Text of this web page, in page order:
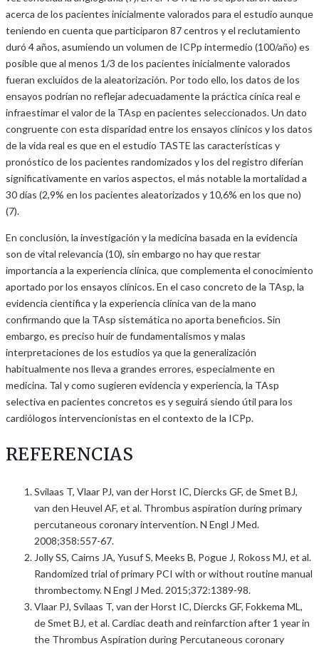
acerca de los pacientes inicialmente valorados para el estudio aunque
teniendo en cuenta que participaron 87 centros y el reclutamiento
duró 4 años, asumiendo un volumen de ICPp intermedio (100/año) es
posible que al menos 1/3 de los pacientes inicialmente valorados
fueran excluidos de la aleatorización. Por todo ello, los datos de los
ensayos podrían no reflejar adecuadamente la práctica cínica real e
infraestimar el valor de la TAsp en pacientes seleccionados. Un dato
congruente con esta disparidad entre los ensayos clínicos y los datos
de la vida real es que en el estudio TASTE las características y
pronóstico de los pacientes randomizados y los del registro diferían
significativamente en varios aspectos, el más notable la mortalidad a
30 días (2,9% en los pacientes aleatorizados y 10,6% en los que no)
(7).
En conclusión, la investigación y la medicina basada en la evidencia
son de vital relevancia (10), sin embargo no hay que restar
importancia a la experiencia clínica, que complementa el conocimiento
aportado por los ensayos clínicos. En el caso concreto de la TAsp, la
evidencia científica y la experiencia clínica van de la mano
confirmando que la TAsp sistemática no aporta beneficios. Sin
embargo, es preciso huir de fundamentalismos y malas
interpretaciones de los estudios ya que la generalización
habitualmente nos lleva a grandes errores, especialmente en
medicina. Tal y como sugieren evidencia y experiencia, la TAsp
selectiva en pacientes concretos es y seguirá siendo útil para los
cardiólogos intervencionistas en el contexto de la ICPp.
REFERENCIAS
Svilaas T, Vlaar PJ, van der Horst IC, Diercks GF, de Smet BJ,
van den Heuvel AF, et al. Thrombus aspiration during primary
percutaneous coronary intervention. N Engl J Med.
2008;358:557-67.
Jolly SS, Cairns JA, Yusuf S, Meeks B, Pogue J, Rokoss MJ, et al.
Randomized trial of primary PCI with or without routine manual
thrombectomy. N Engl J Med. 2015;372:1389-98.
Vlaar PJ, Svilaas T, van der Horst IC, Diercks GF, Fokkema ML,
de Smet BJ, et al. Cardiac death and reinfarction after 1 year in
the Thrombus Aspiration during Percutaneous coronary